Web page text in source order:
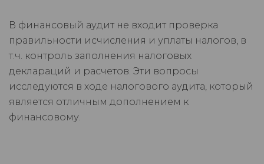
В финансовый аудит не входит проверка
правильности исчисления и уплаты налогов, в
т.ч. контроль заполнения налоговых
деклараций и расчетов. Эти вопросы
исследуются в ходе налогового аудита, который
является отличным дополнением к
финансовому.